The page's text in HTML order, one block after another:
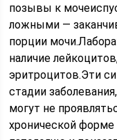
позывы к
ложными —
порции
наличие
эритроцитов.Эти
стадии
могут не
хронической